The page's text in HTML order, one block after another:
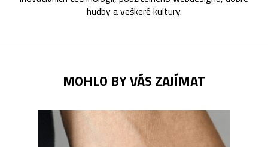
hudby a veškeré kultury.
MOHLO BY VÁS ZAJÍMAT